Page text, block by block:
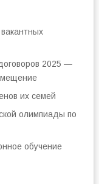
2025 —
их семей
олимпиады по
обучение